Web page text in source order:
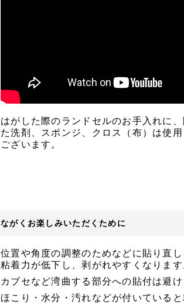
はがした際のランドセルのお手入れに
た洗剤、スポンジ、クロス（布）は使
ございます。
ながくお楽しみいただくために
位置や角度の調整のためなどに貼り直
粘着力が低下し、剥がれやすくなります
カブセなど湾曲する部分への貼付は避
ほこり・水分・汚れなどが付いている